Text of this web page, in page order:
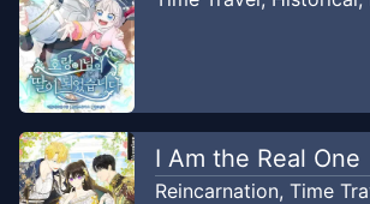
Chapter32
Sella Scanslation
Chapter31
Sella Scanslation
I Am the Real One
Reincarnation, Time